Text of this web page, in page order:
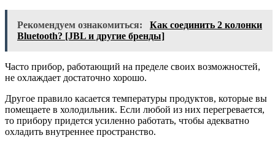
Рекомендуем ознакомиться:
Как соединить 2 колонки
Bluetooth? [JBL и другие бренды]
Часто прибор, работающий на пределе своих возможностей,
не охлаждает достаточно хорошо.
Другое правило касается температуры продуктов, которые вы
помещаете в холодильник. Если любой из них перегревается,
то прибору придется усиленно работать, чтобы адекватно
охладить внутреннее пространство.